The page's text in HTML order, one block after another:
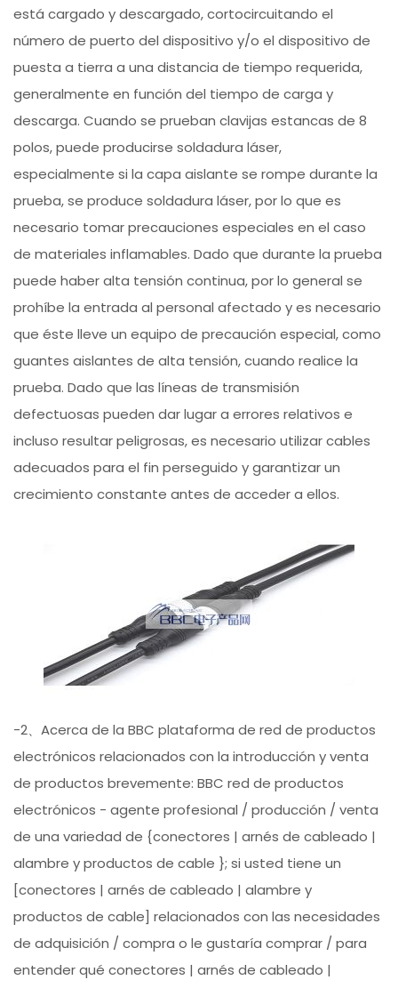
está cargado y descargado, cortocircuitando el
número de puerto del dispositivo y/o el dispositivo de
puesta a tierra a una distancia de tiempo requerida,
generalmente en función del tiempo de carga y
descarga. Cuando se prueban clavijas estancas de 8
polos, puede producirse soldadura láser,
especialmente si la capa aislante se rompe durante la
prueba, se produce soldadura láser, por lo que es
necesario tomar precauciones especiales en el caso
de materiales inflamables. Dado que durante la prueba
puede haber alta tensión continua, por lo general se
prohíbe la entrada al personal afectado y es necesario
que éste lleve un equipo de precaución especial, como
guantes aislantes de alta tensión, cuando realice la
prueba. Dado que las líneas de transmisión
defectuosas pueden dar lugar a errores relativos e
incluso resultar peligrosas, es necesario utilizar cables
adecuados para el fin perseguido y garantizar un
crecimiento constante antes de acceder a ellos.
-2、Acerca de la BBC plataforma de red de productos
electrónicos relacionados con la introducción y venta
de productos brevemente: BBC red de productos
electrónicos - agente profesional / producción / venta
de una variedad de {conectores | arnés de cableado |
alambre y productos de cable }; si usted tiene un
[conectores | arnés de cableado | alambre y
productos de cable] relacionados con las necesidades
de adquisición / compra o le gustaría comprar / para
entender qué conectores | arnés de cableado |